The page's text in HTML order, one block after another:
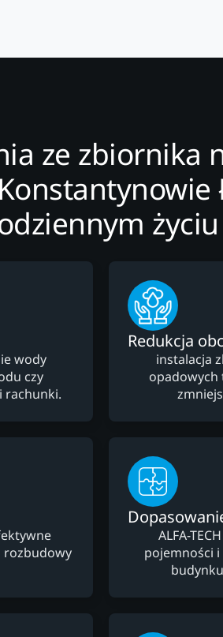
ze zbiornika
życiu
wody
czy
rachunki.
Redukcja
instalacja
opadowych
rozbudowy
ALFA-
pojemności